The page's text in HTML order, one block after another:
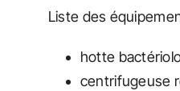
Liste des
hotte
centrifugeuse